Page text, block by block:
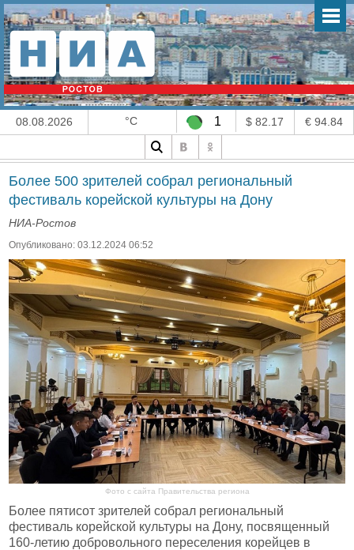
08.08.2026 °C 1 $ 82.17 € 94.84
Более 500 зрителей собрал региональный
фестиваль корейской культуры на Дону
НИА-Ростов
Опубликовано: 03.12.2024 06:52
Фото с сайта Правительства региона
Более пятисот зрителей собрал региональный
фестиваль корейской культуры на Дону, посвященный
160-летию добровольного переселения корейцев в